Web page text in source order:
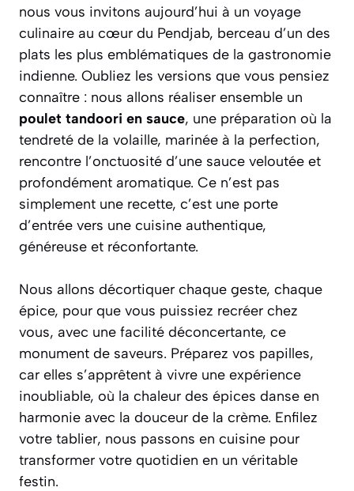
nous vous invitons aujourd’hui à un voyage
culinaire au cœur du Pendjab, berceau d’un des
plats les plus emblématiques de la gastronomie
indienne. Oubliez les versions que vous pensiez
connaître : nous allons réaliser ensemble un
poulet tandoori en sauce, une préparation où la
tendreté de la volaille, marinée à la perfection,
rencontre l’onctuosité d’une sauce veloutée et
profondément aromatique. Ce n’est pas
simplement une recette, c’est une porte
d’entrée vers une cuisine authentique,
généreuse et réconfortante.
Nous allons décortiquer chaque geste, chaque
épice, pour que vous puissiez recréer chez
vous, avec une facilité déconcertante, ce
monument de saveurs. Préparez vos papilles,
car elles s’apprêtent à vivre une expérience
inoubliable, où la chaleur des épices danse en
harmonie avec la douceur de la crème. Enfilez
votre tablier, nous passons en cuisine pour
transformer votre quotidien en un véritable
festin.